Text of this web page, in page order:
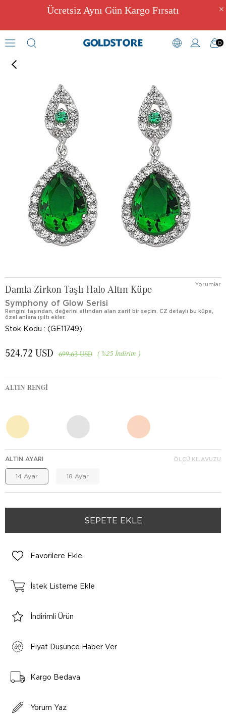
Ücretsiz Aynı Gün Kargo Fırsatı
0
Zirkon Taşlı Küpeler
Damla Zirkon Taşlı Halo Altın Küpe Yorumlar
Symphony of Glow Serisi
Rengini taşından, değerini altından alan zarif bir seçim. CZ detaylı bu küpe,
özel anlara ışıltı ekler.
Stok Kodu (GE11749)
%25 İndirim
699.63 USD
524.72 USD
ALTIN RENGI
ALTIN AYARI
14 Ayar 18 Ayar
ÖLÇÜ KILAVUZU
Favorilere Ekle
İstek Listeme Ekle
İndirimli Ürün
Fiyat Düşünce Haber Ver
Kargo Bedava
Yorum Yaz